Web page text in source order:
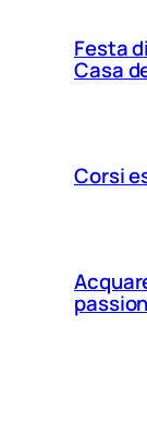
Festa
Casa
Corsi